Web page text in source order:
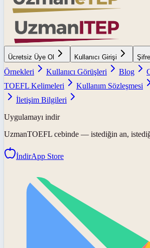
Ücretsiz Üye Ol Kullanıcı Girişi
Örnekleri
Kullanıcı Görüşleri Blog
TOEFL Kelimeleri
Kullanım Sözleşmesi
İletişim Bilgileri
Uygulamayı indir
UzmanTOEFL cebinde — istediğin an,
İndirApp Store